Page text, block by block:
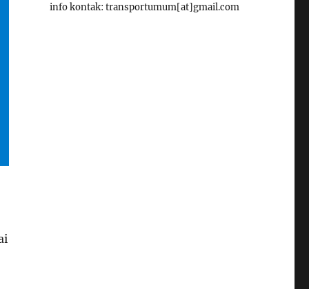
info kontak: transportumum[at]gmail.com